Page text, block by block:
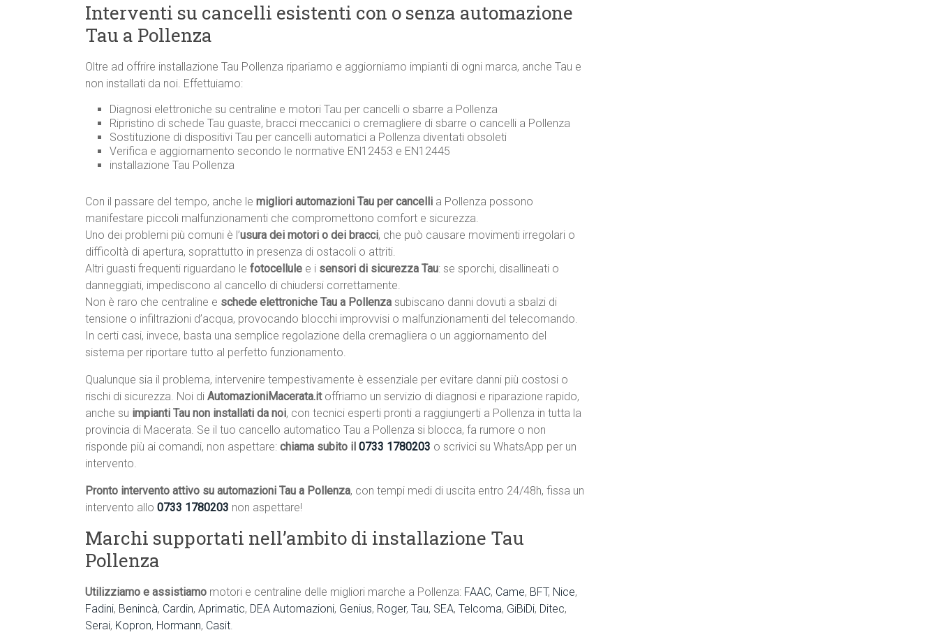
Interventi su cancelli esistenti con o senza automazione
Tau a Pollenza
Oltre ad offrire installazione Tau Pollenza ripariamo e aggiorniamo impianti di ogni marca, anche Tau e
non installati da noi. Effettuiamo:
Diagnosi elettroniche su centraline e motori Tau per cancelli o sbarre a Pollenza
Ripristino di schede Tau guaste, bracci meccanici o cremagliere di sbarre o cancelli a Pollenza
Sostituzione di dispositivi Tau per cancelli automatici a Pollenza diventati obsoleti
Verifica e aggiornamento secondo le normative EN12453 e EN12445
installazione Tau Pollenza
Con il passare del tempo, anche le migliori automazioni Tau per cancelli a Pollenza possono
manifestare piccoli malfunzionamenti che compromettono comfort e sicurezza.
Uno dei problemi più comuni è l’usura dei motori o dei bracci, che può causare movimenti irregolari o
difficoltà di apertura, soprattutto in presenza di ostacoli o attriti.
Altri guasti frequenti riguardano le fotocellule e i sensori di sicurezza Tau: se sporchi, disallineati o
danneggiati, impediscono al cancello di chiudersi correttamente.
Non è raro che centraline e schede elettroniche Tau a Pollenza subiscano danni dovuti a sbalzi di
tensione o infiltrazioni d’acqua, provocando blocchi improvvisi o malfunzionamenti del telecomando.
In certi casi, invece, basta una semplice regolazione della cremagliera o un aggiornamento del
sistema per riportare tutto al perfetto funzionamento.
Qualunque sia il problema, intervenire tempestivamente è essenziale per evitare danni più costosi o
rischi di sicurezza. Noi di AutomazioniMacerata.itoffriamo un servizio di diagnosi e riparazione rapido,
anche su impianti Tau non installati da noi, con tecnici esperti pronti a raggiungerti a Pollenza in tutta la
provincia di Macerata. Se il tuo cancello automatico Tau a Pollenza si blocca, fa rumore o non
risponde più ai comandi, non aspettare: chiama subito il 0733 1780203 o scrivici su WhatsApp per un
intervento.
Pronto intervento attivo su automazioni Tau a Pollenza, con tempi medi di uscita entro 24/48h, fissa un
intervento allo 0733 1780203 non aspettare!
Marchi supportati nell’ambito di installazione Tau
Pollenza
Utilizziamo e assistiamo motori e centraline delle migliori marche a Pollenza: FAAC, Came, BFT, Nice,
Fadini, Benincà, Cardin, Aprimatic, DEA Automazioni, Genius, Roger, Tau, SEA, Telcoma, GiBiDi, Ditec,
Serai, Kopron, Hormann, Casit.